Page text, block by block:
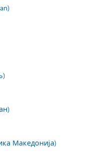
Македонија)